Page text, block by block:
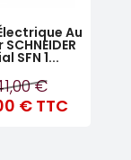
Au
SFN 1...
€
€ TTC